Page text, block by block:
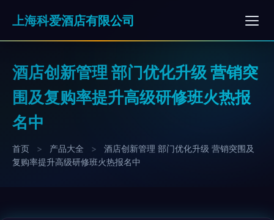
上海科爱酒店有限公司
酒店创新管理 部门优化升级 营销突
围及复购率提升高级研修班火热报
名中
首页 > 产品大全 >
酒店创新管理 部门优化升级 营销突围及
复购率提升高级研修班火热报名中